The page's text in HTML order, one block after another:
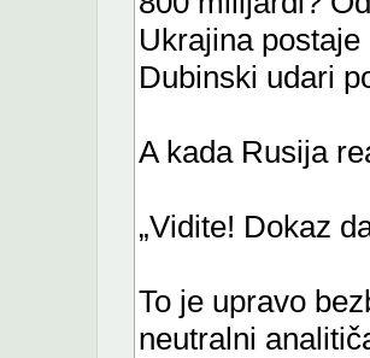
Ukrajina
Dubinski udari
A kada Rusija
„Vidite! Dokaz
To je upravo
neutralni